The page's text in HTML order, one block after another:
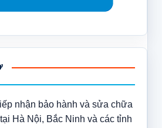
nhận bảo hành và sửa chữa
Hà Nội, Bắc Ninh và các tỉnh